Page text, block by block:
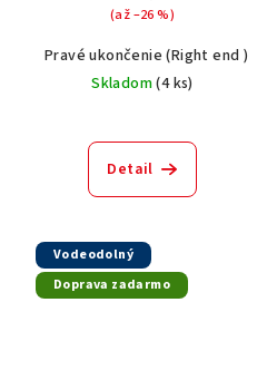
Spojka k podlahovým lištám ( joint)
(až –26 %)
Pravé ukončenie (Right end )
Skladom(4 ks)
Detail
Vodeodolný
Doprava zadarmo